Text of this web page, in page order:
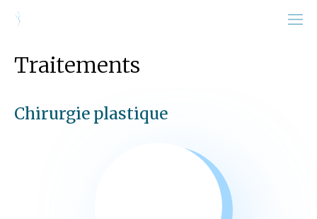
Traitements
Chirurgie plastique